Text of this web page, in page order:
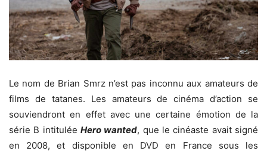
Le nom de Brian Smrz n’est pas inconnu aux amateurs de
films de tatanes. Les amateurs de cinéma d’action se
souviendront en effet avec une certaine émotion de la
série B intitulée Hero wanted, que le cinéaste avait signé
en 2008, et disponible en DVD en France sous les